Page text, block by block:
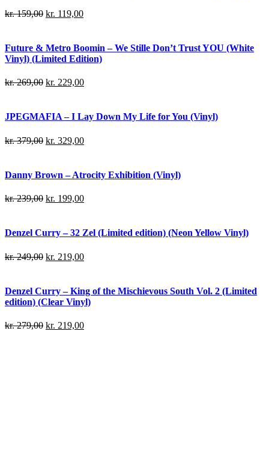
kr.159,00 kr. 119,00
Future & Metro Boomin – We Stille Don’t Trust YOU (White
Vinyl) (Limited Edition)
kr.269,00 kr. 229,00
JPEGMAFIA – I Lay Down My Life for You (Vinyl)
kr.379,00 kr. 329,00
Danny Brown – Atrocity Exhibition (Vinyl)
kr.239,00 kr. 199,00
Denzel Curry – 32 Zel (Limited edition) (Neon Yellow Vinyl)
kr.249,00 kr. 219,00
Denzel Curry – King of the Mischievous South Vol. 2 (Limited
edition) (Clear Vinyl)
kr.279,00 kr. 219,00